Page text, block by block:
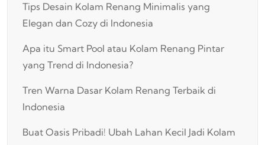
Tips Desain Kolam Renang Minimalis yang
Elegan dan Cozy di Indonesia
Apa itu Smart Pool atau Kolam Renang Pintar
yang Trend di Indonesia?
Tren Warna Dasar Kolam Renang Terbaik di
Indonesia
Buat Oasis Pribadi! Ubah Lahan Kecil Jadi Kolam